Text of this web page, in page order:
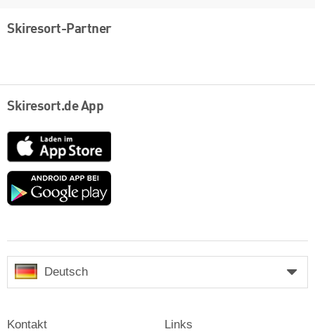
Skiresort-Partner
Skiresort.de App
App
Store
Google
Deutsch
Kontakt Links